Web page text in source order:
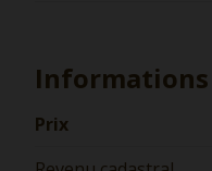
Prix